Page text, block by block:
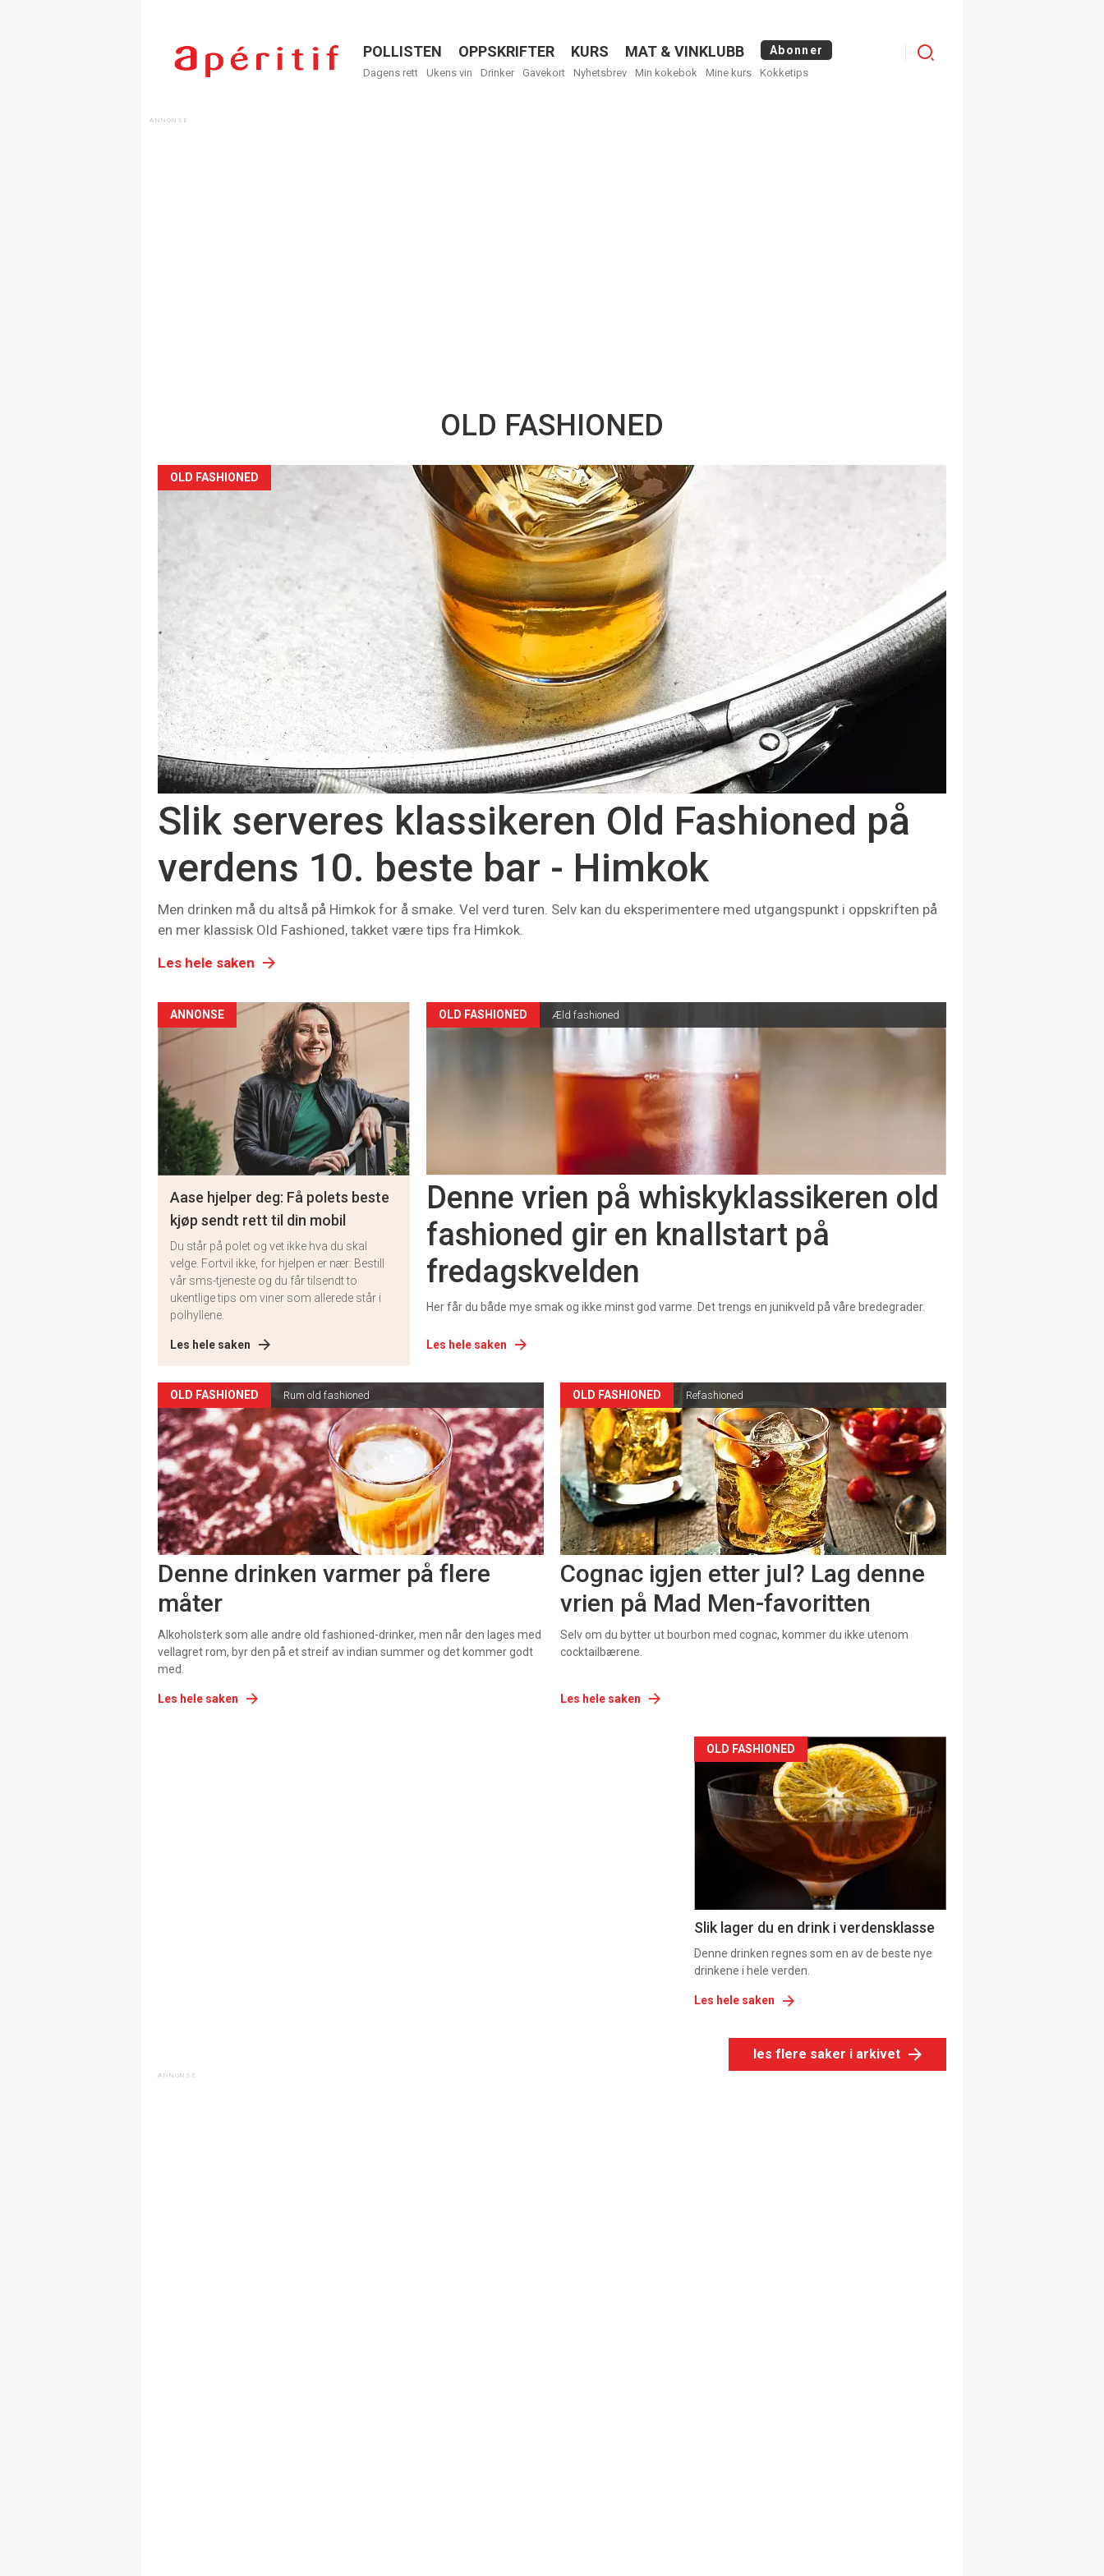
Menu
POLLISTEN OPPSKRIFTER KURS MAT & VINKLUBB Abonner
Dagens rett Ukens vin Drinker Gavekort Nyhetsbrev Min kokebok Mine kurs Kokketips
Logg
OLD FASHIONED
OLD FASHIONED
Slik serveres klassikeren Old Fashioned på
verdens 10. beste bar - Himkok
Men drinken må du altså på Himkok for å smake. Vel verd turen. Selv kan du eksperimentere med utgangspunkt i oppskriften på
en mer klassisk Old Fashioned, takket være tips fra Himkok.
Les hele saken
OLD FASHIONED Æld fashioned
Denne vrien på whiskyklassikeren old
fashioned gir en knallstart på
fredagskvelden
Her får du både mye smak og ikke minst god varme. Det trengs en junikveld på våre bredegrader.
Les hele saken
OLD FASHIONED Rum old fashioned
Denne drinken varmer på flere
måter
Alkoholsterk som alle andre old fashioned-drinker, men når den lages med
vellagret rom, byr den på et streif av indian summer og det kommer godt
med.
Les hele saken
OLD FASHIONED Refashioned
Cognac igjen etter jul? Lag denne
vrien på Mad Men-favoritten
Selv om du bytter ut bourbon med cognac, kommer du ikke utenom
cocktailbærene.
Les hele saken
OLD FASHIONED
Slik lager du en drink i verdensklasse
Denne drinken regnes som en av de beste nye
drinkene i hele verden.
Les hele saken
les flere saker i arkivet
ANNONSE
Aase hjelper deg: Få polets beste
kjøp sendt rett til din mobil
Du står på polet og vet ikke hva du skal
velge. Fortvil ikke, for hjelpen er nær: Bestill
vår sms-tjeneste og du får tilsendt to
ukentlige tips om viner som allerede står i
polhyllene.
Les hele saken